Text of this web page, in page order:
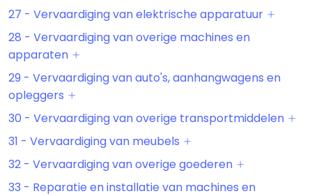
27 - Vervaardiging van elektrische apparatuur
28 - Vervaardiging van overige machines en
apparaten
29 - Vervaardiging van auto's, aanhangwagens en
opleggers
30 - Vervaardiging van overige transportmiddelen
31 - Vervaardiging van meubels
32 - Vervaardiging van overige goederen
33 - Reparatie en installatie van machines en